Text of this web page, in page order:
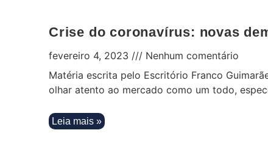
Crise do coronavírus: novas
fevereiro 4, 2023
Nenhum comentário
Matéria escrita pelo Escritório Franco
olhar atento ao mercado como um todo,
Leia mais »